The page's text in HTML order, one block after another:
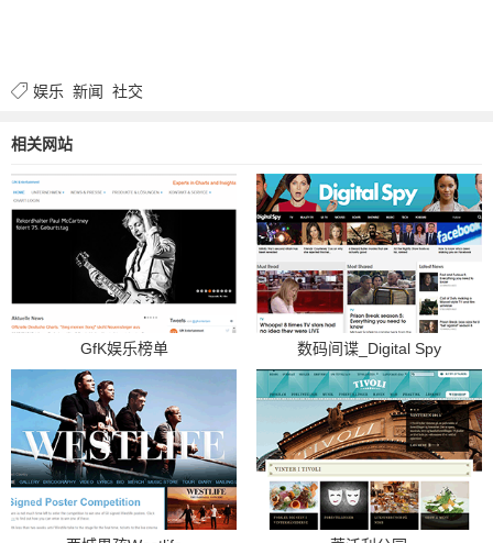
娱乐 新闻 社交
相关网站
GfK娱乐榜单 数码间谍_Digital Spy